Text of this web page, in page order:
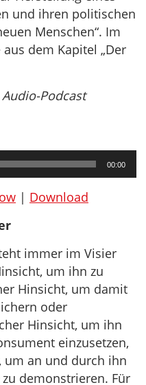
und ihren politischen
Menschen“. Im
dem Kapitel „Der
Podcast
00:00
| Download
immer im Visier
um ihn zu
Hinsicht, um damit
oder
Hinsicht, um ihn
einzusetzen,
an und durch ihn
demonstrieren. Für